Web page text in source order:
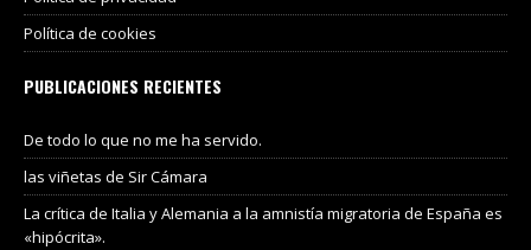
Política de cookies
PUBLICACIONES RECIENTES
De todo lo que no me ha servido.
las viñetas de Sir Cámara
La crítica de Italia y Alemania a la amnistía migratoria de España es
«hipócrita».